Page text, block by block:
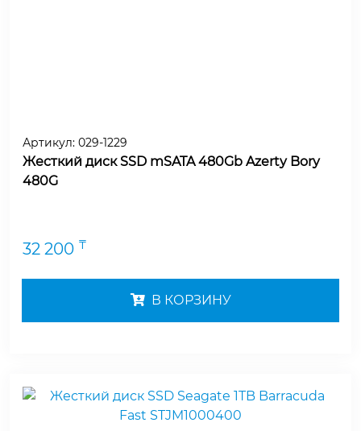
Артикул: 029-1229
Жесткий диск SSD mSATA 480Gb Azerty Bory
480G
32 200 ₸
В КОРЗИНУ